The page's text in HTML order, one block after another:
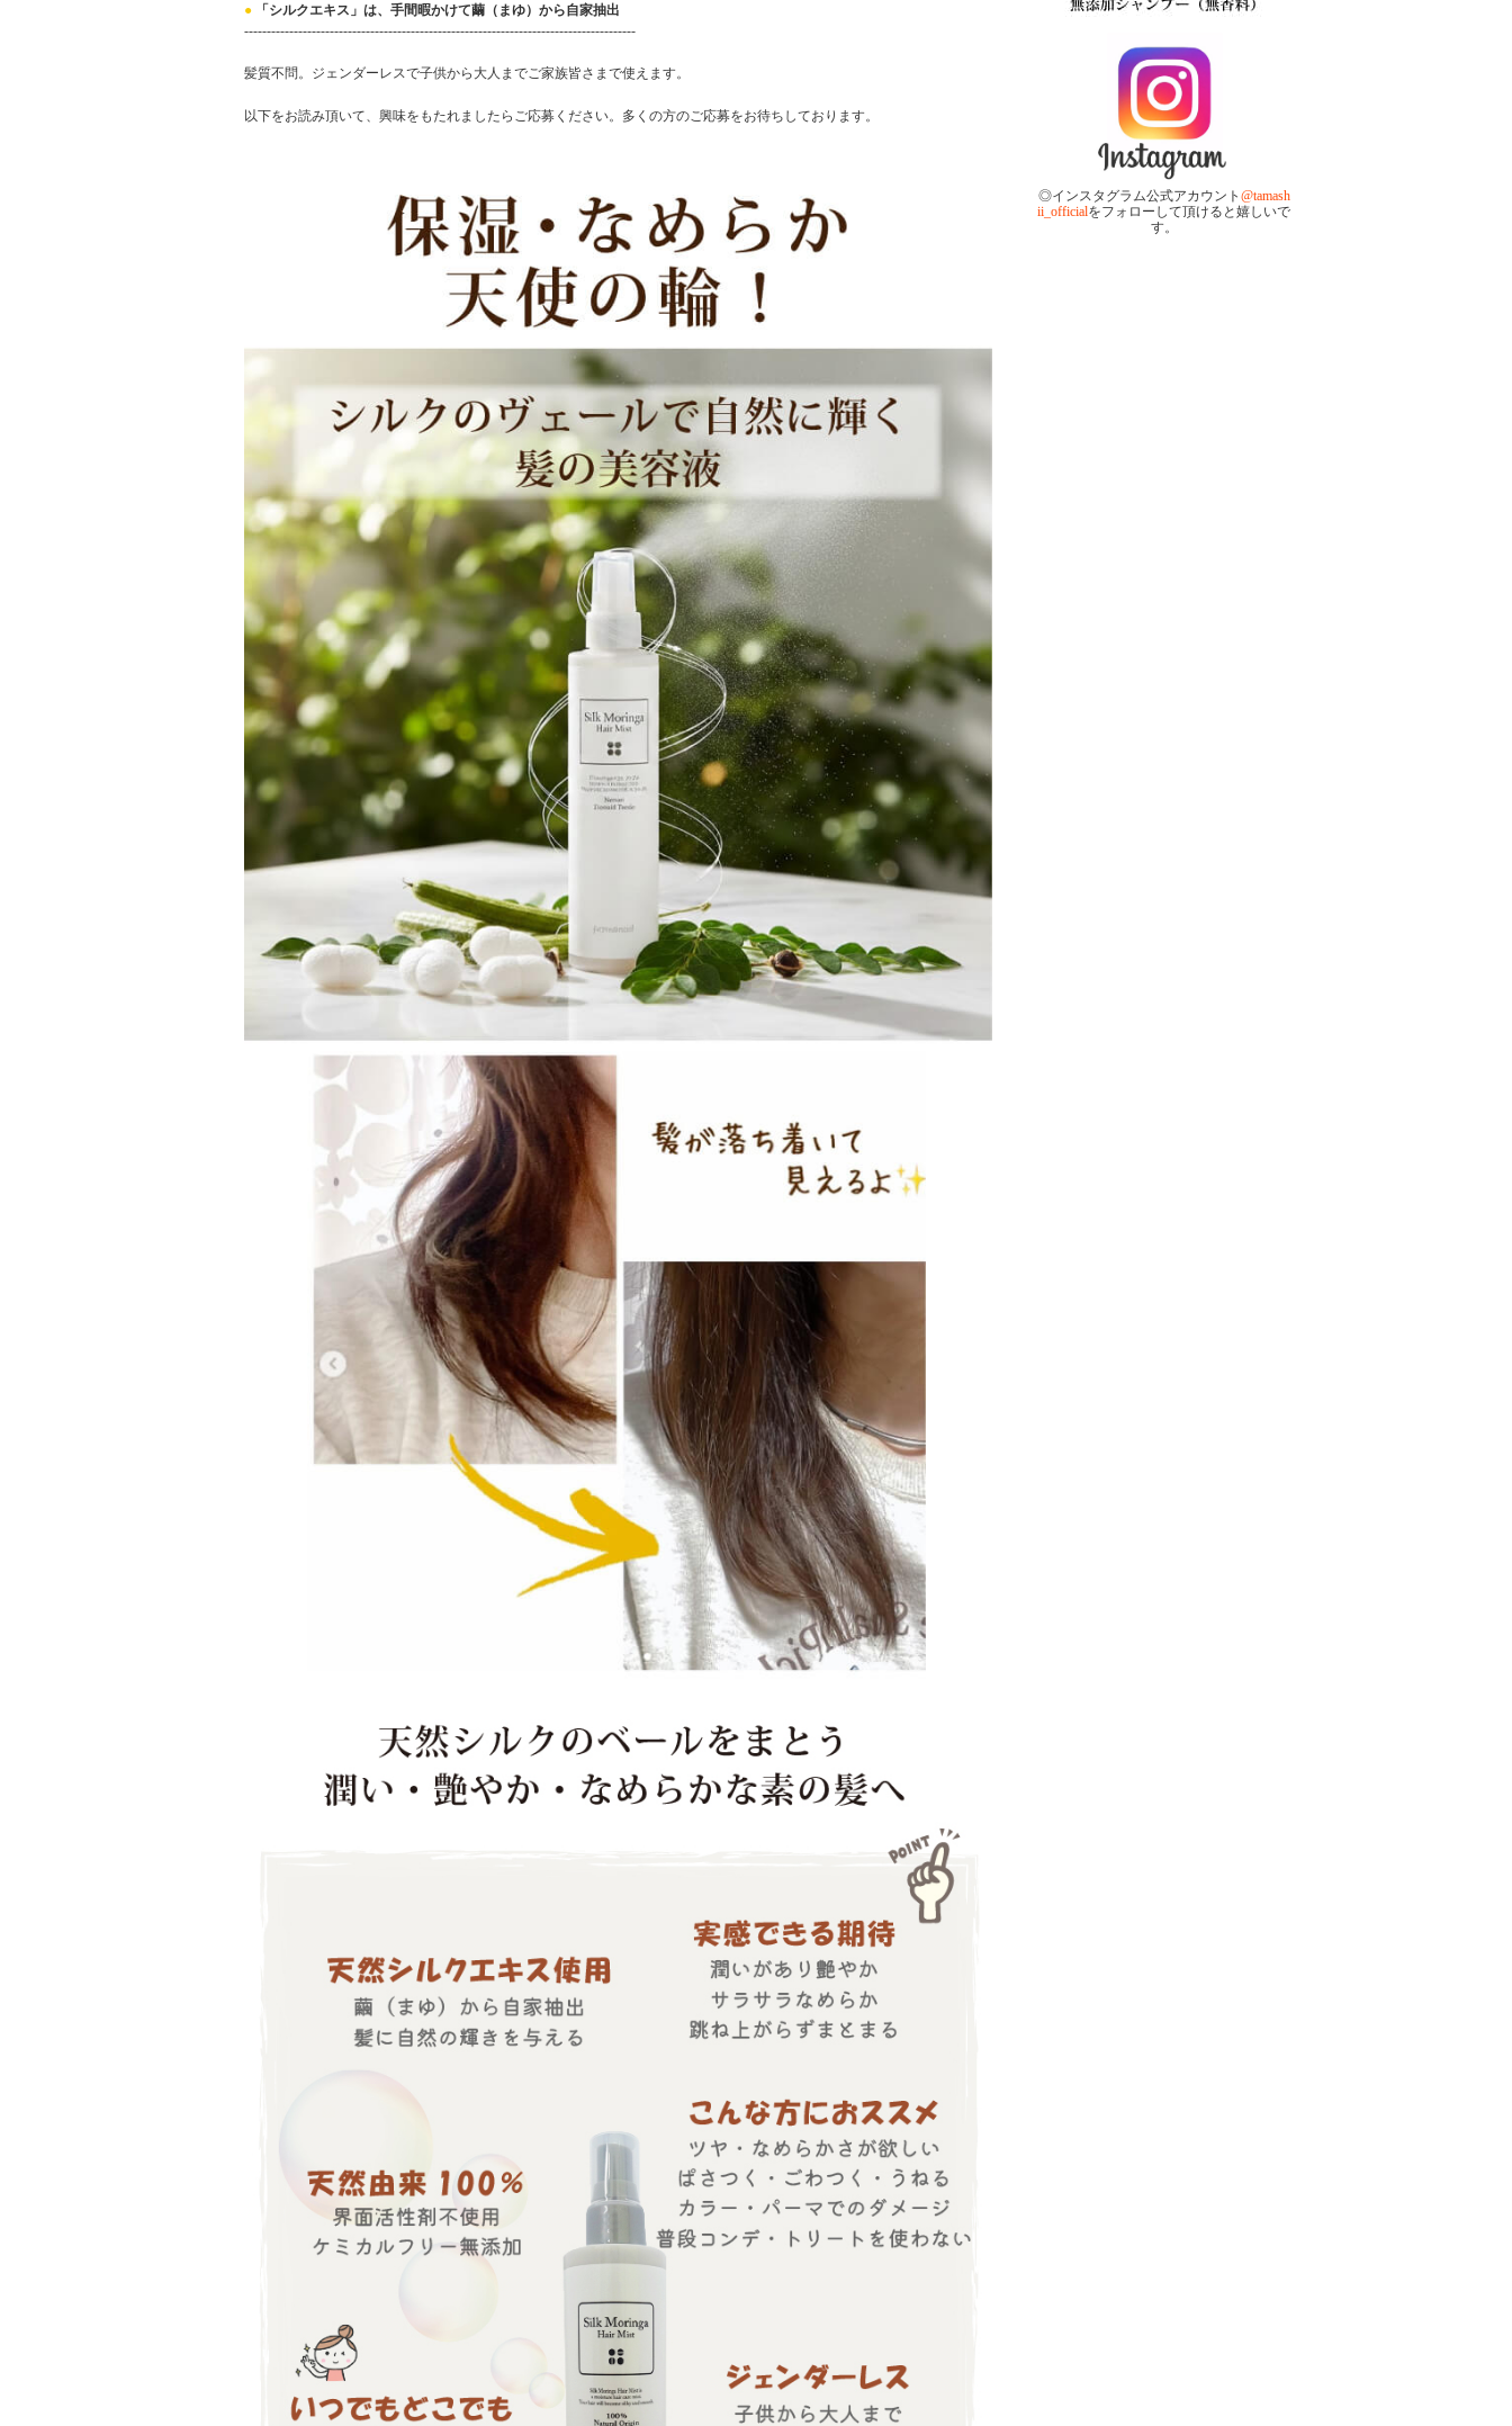
●
「シルクエキス」は、手間暇かけて繭（まゆ）から自家抽出
---------------------------------------------------------------------------------------
髪質不問。ジェンダーレスで子供から大人までご家族皆さまで使えます。
以下をお読み頂いて、興味をもたれましたらご応募ください。多くの方のご応募をお待ちしております。
◎インスタグラム公式アカウント @tamash
ii_officialをフォローして頂けると嬉しいで
す。